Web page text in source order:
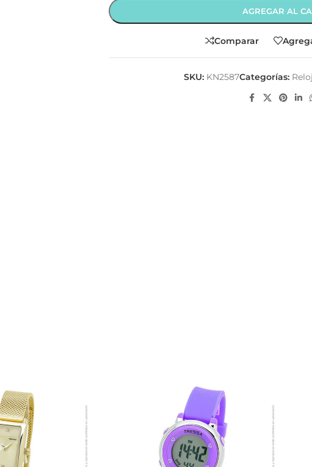
AGREGAR AL
Comparar
SKU: KN2587Categorías: